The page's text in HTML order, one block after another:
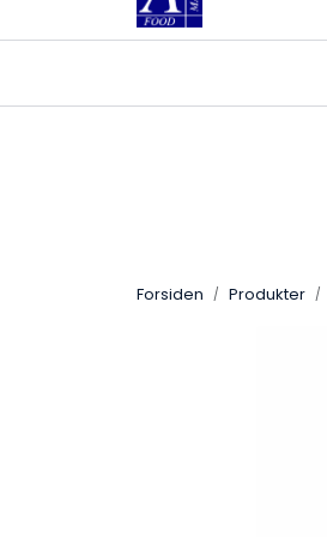
Skip to main content
Forsiden Produkter